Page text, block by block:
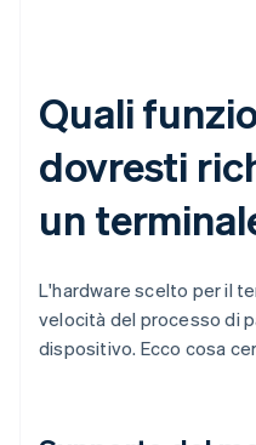
Quali
dovresti
un
L'hardware scelto per il
velocità del processo di
dispositivo. Ecco cosa